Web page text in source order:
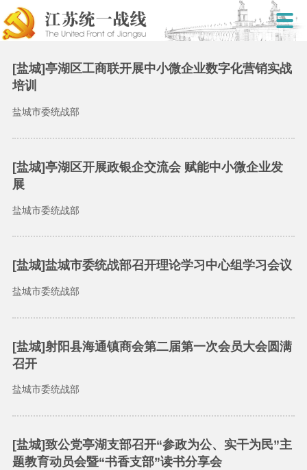
[盐城]亭湖区工商联开展中小微企业数字化营销实战
培训
盐城市委统战部
[盐城]亭湖区开展政银企交流会 赋能中小微企业发
展
盐城市委统战部
[盐城]盐城市委统战部召开理论学习中心组学习会议
盐城市委统战部
[盐城]射阳县海通镇商会第二届第一次会员大会圆满
召开
盐城市委统战部
[盐城]致公党亭湖支部召开“参政为公、实干为民”主
题教育动员会暨“书香支部”读书分享会